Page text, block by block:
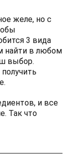
желе, но с
3 вида
найти в любом
выбор.
и все
Так что